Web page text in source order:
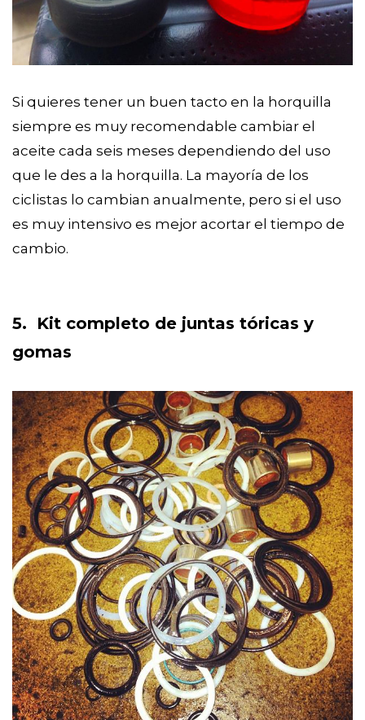
Si quieres tener un buen tacto en la horquilla
siempre es muy recomendable cambiar el
aceite cada seis meses dependiendo del uso
que le des a la horquilla. La mayoría de los
ciclistas lo cambian anualmente, pero si el uso
es muy intensivo es mejor acortar el tiempo de
cambio.
5. Kit completo de juntas tóricas y
gomas